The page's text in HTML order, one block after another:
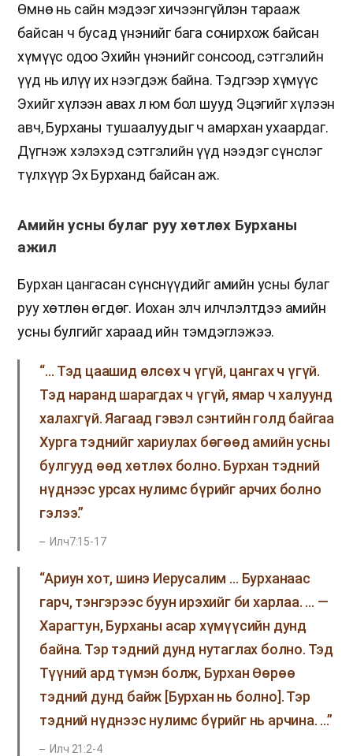
Өмнө нь сайн мэдээг хичээнгүйлэн тарааж
байсан ч бусад үнэнийг бага сонирхож байсан
хүмүүс одоо Эхийн үнэнийг сонсоод, сэтгэлийн
үүд нь илүү их нээгдэж байна. Тэдгээр хүмүүс
Эхийг хүлээн авах л юм бол шууд Эцэгийг хүлээн
авч, Бурханы тушаалуудыг ч амархан ухаардаг.
Дүгнэж хэлэхэд сэтгэлийн үүд нээдэг сүнслэг
түлхүүр Эх Бурханд байсан аж.
Амийн усны булаг руу хөтлөх Бурханы
ажил
Бурхан цангасан сүнснүүдийг амийн усны булаг
руу хөтлөн өгдөг. Иохан элч илчлэлтдээ амийн
усны булгийг хараад ийн тэмдэглэжээ.
“… Тэд цаашид өлсөх ч үгүй, цангах ч үгүй.
Тэд наранд шарагдах ч үгүй, ямар ч халуунд
халахгүй. Яагаад гэвэл сэнтийн голд байгаа
Хурга тэднийг хариулах бөгөөд амийн усны
булгууд өөд хөтлөх болно. Бурхан тэдний
нүднээс урсах нулимс бүрийг арчих болно
гэлээ.”
Илч7:15-17
“Ариун хот, шинэ Иерусалим … Бурханаас
гарч, тэнгэрээс буун ирэхийг би харлаа. … —
Харагтун, Бурханы асар хүмүүсийн дунд
байна. Тэр тэдний дунд нутаглах болно. Тэд
Түүний ард түмэн болж, Бурхан Өөрөө
тэдний дунд байж [Бурхан нь болно]. Тэр
тэдний нүднээс нулимс бүрийг нь арчина. …”
Илч 21:2-4